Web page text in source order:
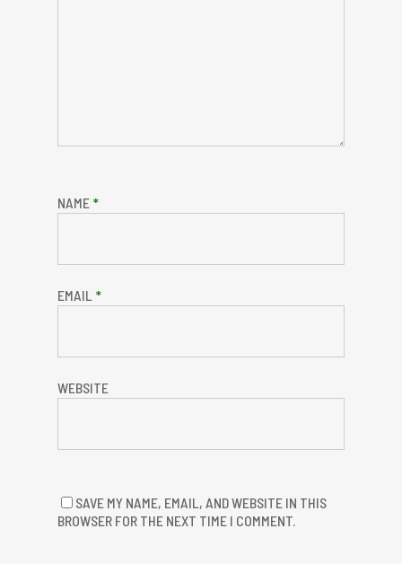
NAME *
EMAIL *
WEBSITE
SAVE MY NAME, EMAIL, AND WEBSITE IN THIS
BROWSER FOR THE NEXT TIME I COMMENT.